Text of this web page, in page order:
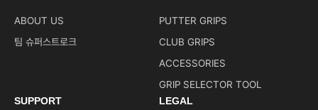
ABOUT US
팀 슈퍼스트로크
PUTTER GRIPS
CLUB GRIPS
ACCESSORIES
GRIP SELECTOR TOOL
SUPPORT
LEGAL